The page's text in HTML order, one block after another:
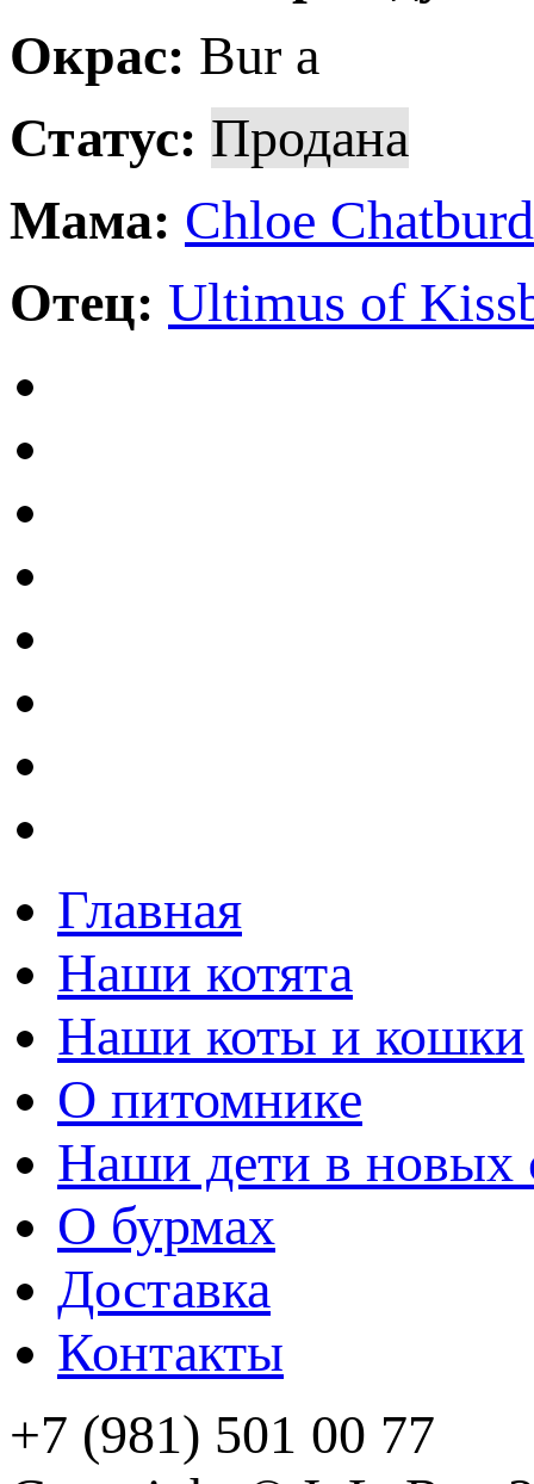
Окрас: Bur a
Статус: Продана
Мама: Chloe
Отец: Ultimus of
Главная
Наши котята
Наши коты и кошки
О питомнике
Наши дети в новых
О бурмах
Доставка
Контакты
+7 (981) 501 00 77